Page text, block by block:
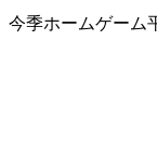
今季ホームゲーム